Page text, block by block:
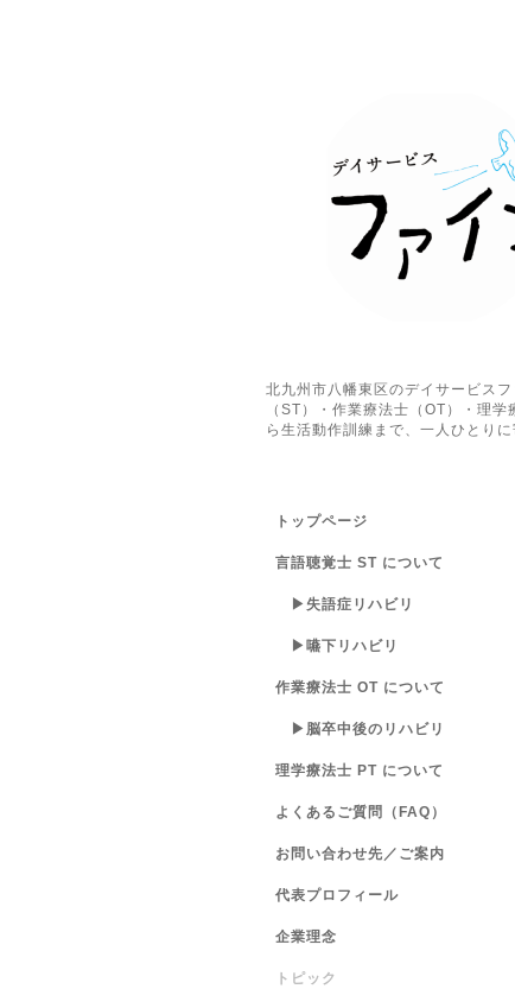
北九州市八幡東区のデイサービス
（ST）・作業療法士（OT）・理
ら生活動作訓練まで、一人ひとり
トップページ
言語聴覚士 ST について
▶失語症リハビリ
▶嚥下リハビリ
作業療法士 OT について
▶脳卒中後のリハビリ
理学療法士 PT について
よくあるご質問（FAQ）
お問い合わせ先／ご案内
代表プロフィール
企業理念
トピック